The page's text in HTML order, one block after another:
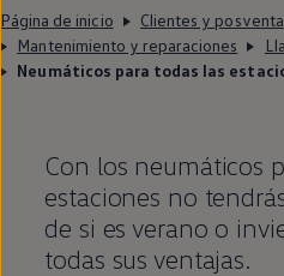
Página de inicio
Clientes y posventa
Mantenimiento y reparaciones
Neumáticos para todas las
Con los neumáticos
estaciones no
de si es verano o
todas sus ventajas.